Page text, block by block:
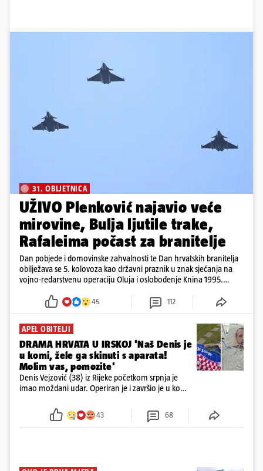
31. OBLJETNICA
UŽIVO Plenković najavio veće
mirovine, Bulja ljutile trake,
Rafaleima počast za branitelje
Dan pobjede i domovinske zahvalnosti te Dan hrvatskih branitelja
obilježava se 5. kolovoza kao državni praznik u znak sjećanja na
vojno-redarstvenu operaciju Oluja i oslobođenje Knina 1995.
45 112
APEL OBITELJI
DRAMA HRVATA U IRSKOJ 'Naš Denis je
u komi, žele ga skinuti s aparata!
Molim vas, pomozite'
Denis Vejzović (38) iz Rijeke početkom srpnja je
imao moždani udar. Operiran je i završio je u komi.
tamošnji liječnici ne vjeruju u oporavak: 'Imamo
43 68